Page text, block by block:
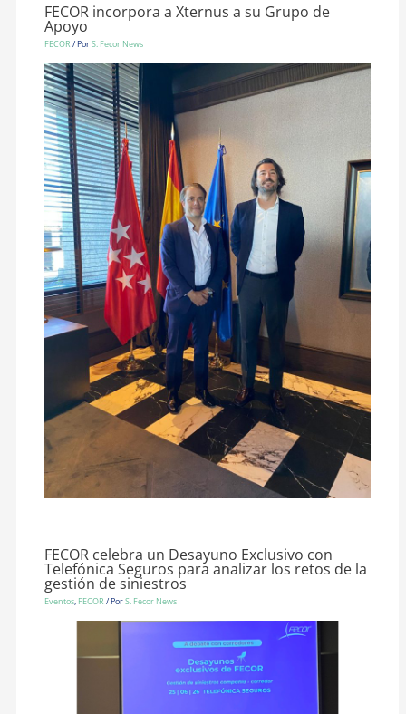
FECOR incorpora a Xternus a su Grupo de
Apoyo
FECOR / PorS. Fecor News
FECOR celebra un Desayuno Exclusivo con
Telefónica Seguros para analizar los retos de la
gestión de siniestros
Eventos, FECOR / PorS. Fecor News